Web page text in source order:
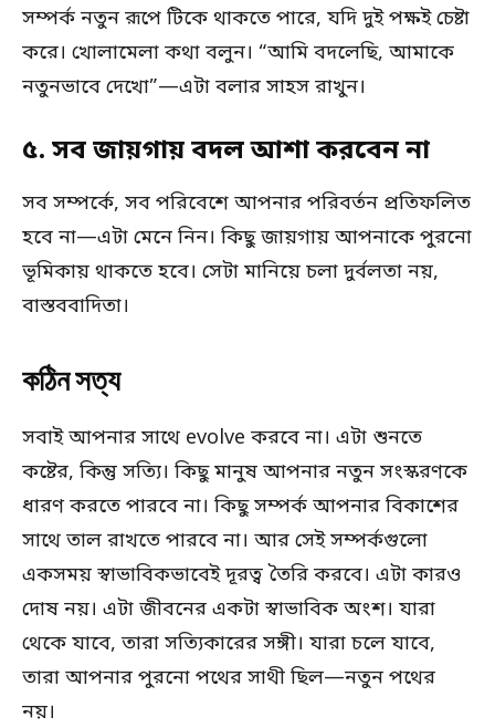
সম্পর্ক নতুন রূপে টিকে থাকতে পারে, যদি দুই পক্ষই চেষ্টা
করে। খোলামেলা কথা বলুন। “আমি বদলেছি, আমাকে
নতুনভাবে দেখো”—এটা বলার সাহস রাখুন।
৫. সব জায়গায় বদল আশা করবেন না
সব সম্পর্কে, সব পরিবেশে আপনার পরিবর্তন প্রতিফলিত
হবে না—এটা মেনে নিন। কিছু জায়গায় আপনাকে পুরনো
ভূমিকায় থাকতে হবে। সেটা মানিয়ে চলা দুর্বলতা নয়,
বাস্তববাদিতা।
কঠিন সত্য
সবাই আপনার সাথে evolve করবে না। এটা শুনতে
কষ্টের, কিন্তু সত্যি। কিছু মানুষ আপনার নতুন সংস্করণকে
ধারণ করতে পারবে না। কিছু সম্পর্ক আপনার বিকাশের
সাথে তাল রাখতে পারবে না। আর সেই সম্পর্কগুলো
একসময় স্বাভাবিকভাবেই দূরত্ব তৈরি করবে। এটা কারও
দোষ নয়। এটা জীবনের একটা স্বাভাবিক অংশ। যারা
থেকে যাবে, তারা সত্যিকারের সঙ্গী। যারা চলে যাবে,
তারা আপনার পুরনো পথের সাথী ছিল—নতুন পথের
নয়।